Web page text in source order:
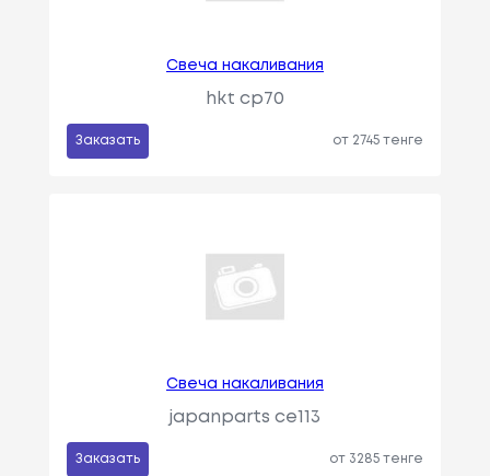
Свеча накаливания
hkt cp70
Заказать от 2745 тенге
Свеча накаливания
japanparts ce113
Заказать от 3285 тенге